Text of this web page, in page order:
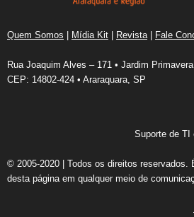
Quem Somos | Mídia Kit | Revista | Fale
Rua Joaquim Alves – 171 • Jardim Primavera
CEP: 14802-424 • Araraquara, SP
Suporte de TI
© 2005-2020 | Todos os direitos reservados.
desta página em qualquer meio de